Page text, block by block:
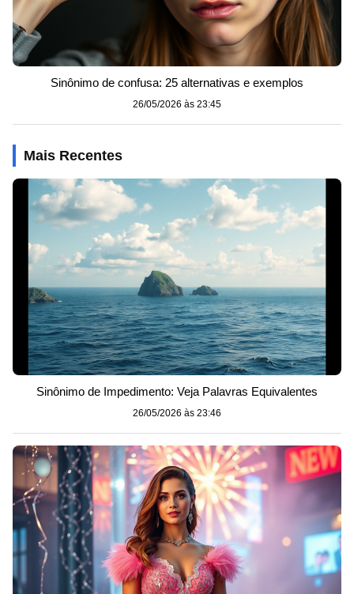
Sinônimo de confusa: 25 alternativas e exemplos
26/05/2026 às 23:45
Mais Recentes
Sinônimo de Impedimento: Veja Palavras Equivalentes
26/05/2026 às 23:46